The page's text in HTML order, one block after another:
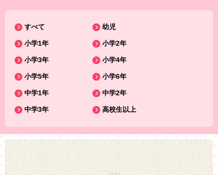
すべて 幼児
小学1年 小学2年
小学3年 小学4年
小学5年 小学6年
中学1年 中学2年
中学3年 高校生以上